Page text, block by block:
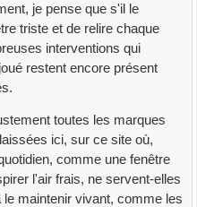
je pense que s'il le
triste et de relire chaque
interventions qui
restent encore présent
toutes les marques
ici, sur ce site où,
comme une fenêtre
l'air frais, ne servent-elles
maintenir vivant, comme les